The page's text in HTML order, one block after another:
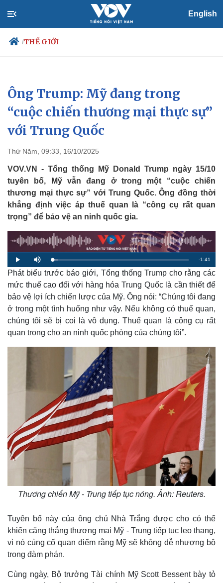
English
/THẾ GIỚI
Chính trị
Đảng
Tổ chức nhân sự
Quốc hội
Nhận diện sự thật
Xã hội
Dự báo thời tiết
Ông Trump: Mỹ đang trong
“cuộc chiến thương mại thực sự”
với Trung Quốc
Thứ Năm, 09:33, 16/10/2025
VOV.VN - Tổng thống Mỹ Donald Trump ngày 15/10
tuyên bố, Mỹ vẫn đang ở trong một “cuộc chiến
thương mại thực sự” với Trung Quốc. Ông đồng thời
khẳng định việc áp thuế quan là “công cụ rất quan
trọng” để bảo vệ an ninh quốc gia.
P
l
a
y
M
u
t
e
L
o
a
d
d
4
0
4
R
e
i
n
m
e
-1:41
Phát biểu trước báo giới, Tổng thống Trump cho rằng các
mức thuế cao đối với hàng hóa Trung Quốc là cần thiết để
bảo vệ lợi ích chiến lược của Mỹ. Ông nói: “Chúng tôi đang
ở trong một tình huống như vậy. Nếu không có thuế quan,
chúng tôi sẽ bị coi là vô dụng. Thuế quan là công cụ rất
quan trọng cho an ninh quốc phòng của chúng tôi”.
Thương chiến Mỹ - Trung tiếp tục nóng. Ảnh: Reuters.
Tuyên bố này của ông chủ Nhà Trắng được cho có thể
khiến căng thẳng thương mại Mỹ - Trung tiếp tục leo thang,
vì nó củng cố quan điểm rằng Mỹ sẽ không dễ nhượng bộ
trong đàm phán.
Cùng ngày, Bộ trưởng Tài chính Mỹ Scott Bessent bày tỏ